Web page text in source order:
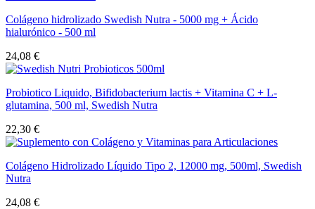
Colágeno hidrolizado Swedish Nutra - 5000 mg + Ácido
hialurónico - 500 ml
24,08 €
Probiotico Liquido, Bifidobacterium lactis + Vitamina C + L-
glutamina, 500 ml, Swedish Nutra
22,30 €
Colágeno Hidrolizado Líquido Tipo 2, 12000 mg, 500ml, Swedish
Nutra
24,08 €